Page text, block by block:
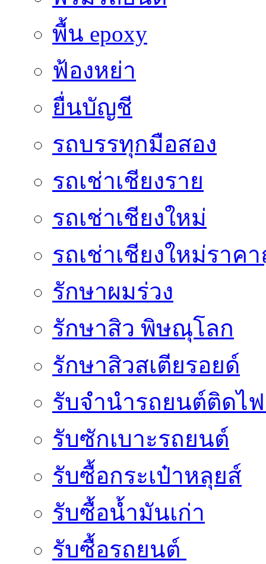
พื้น epoxy
ฟ้องหย่า
ยื่นบัญชี
รถบรรทุกมือสอง
รถเช่าเชียงราย
รถเช่าเชียงใหม่
รถเช่าเชียงใหม่ราค
รักษาผมร่วง
รักษาสิว พิษณุโลก
รักษาสิวสเตียรอยด์
รับจํานํารถยนต์ติดไ
รับซักเบาะรถยนต์
รับซื้อกระเป๋าหลุยส์
รับซื้อน้ำมันเก่า
รับซื้อรถยนต์